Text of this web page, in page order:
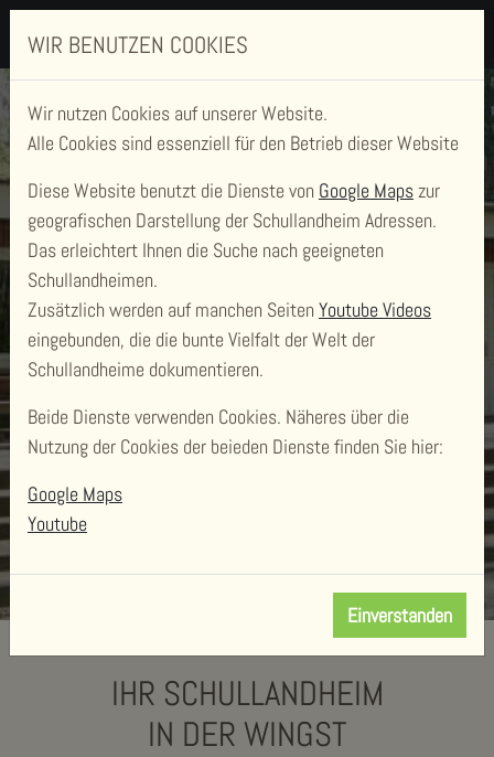
SCHULLANDHEIM
WINGST
IHR SCHULLANDHEIM
IN DER WINGST
WIR BENUTZEN COOKIES
Wir nutzen Cookies auf unserer Website.
Alle Cookies sind essenziell für den Betrieb dieser Website
Diese Website benutzt die Dienste von Google Mapszur
geografischen Darstellung der Schullandheim Adressen.
Das erleichtert Ihnen die Suche nach geeigneten
Schullandheimen.
Zusätzlich werden auf manchen Seiten Youtube Videos
eingebunden, die die bunte Vielfalt der Welt der
Schullandheime dokumentieren.
Beide Dienste verwenden Cookies. Näheres über die
Nutzung der Cookies der beieden Dienste finden Sie hier:
Google Maps
Youtube
Einverstanden